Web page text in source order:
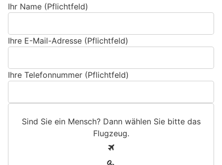
Ihr Name (Pflichtfeld)
Ihre E-Mail-Adresse (Pflichtfeld)
Ihre Telefonnummer (Pflichtfeld)
Sind Sie ein Mensch? Dann wählen Sie bitte das
Flugzeug.